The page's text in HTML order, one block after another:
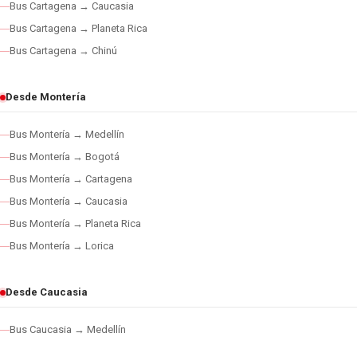
Bus Cartagena → Caucasia
Bus Cartagena → Planeta Rica
Bus Cartagena → Chinú
Desde Montería
Bus Montería → Medellín
Bus Montería → Bogotá
Bus Montería → Cartagena
Bus Montería → Caucasia
Bus Montería → Planeta Rica
Bus Montería → Lorica
Desde Caucasia
Bus Caucasia → Medellín